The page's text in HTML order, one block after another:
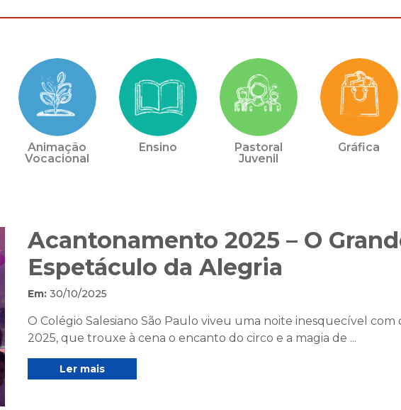
Animação
Vocacional
Ensino
Pastoral
Juvenil
Gráfica
Acantonamento 2025 – O
Espetáculo da Alegria
Em:30/10/2025
O Colégio Salesiano São Paulo viveu uma noite inesquecível
2025, que trouxe à cena o encanto do circo e a magia de ...
Ler mais